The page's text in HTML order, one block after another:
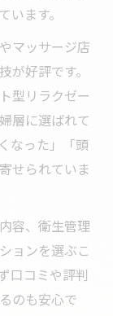
ます。
マッサージ店
好評です。
型リラクゼー
層に選ばれて
なった」「頭
せられていま
容、衛生管理
ョンを選ぶこ
口コミや評判
のも安心で